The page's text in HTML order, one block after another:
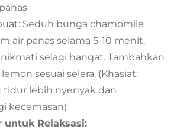
Seduh bunga chamomile
air panas selama 5-10 menit.
selagi hangat. Tambahkan
sesuai selera. (Khasiat:
lebih nyenyak dan
kecemasan)
untuk Relaksasi: